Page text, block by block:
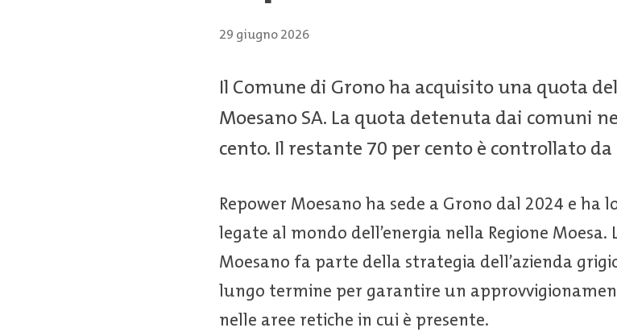
29 giugno 2026
Il Comune di Grono ha acquisito una quota
Moesano SA. La quota detenuta dai comuni
cento. Il restante 70 per cento è controllato da
Repower Moesano ha sede a Grono dal 2024 e ha
legate al mondo dell’energia nella Regione Moesa.
Moesano fa parte della strategia dell’azienda
lungo termine per garantire un
nelle aree retiche in cui è presente.